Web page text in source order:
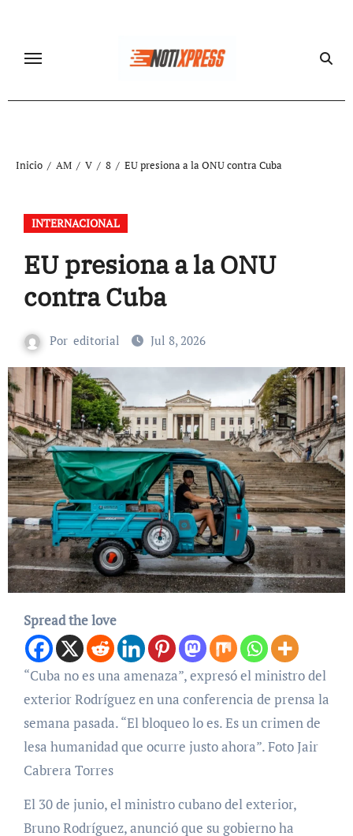
contenido
Inicio AM V 8 EU presiona a la ONU contra Cuba
INTERNACIONAL
EU presiona a la ONU
contra Cuba
Por editorial Jul 8, 2026
Spread the love
“Cuba no es una amenaza”, expresó el ministro del
exterior Rodríguez en una conferencia de prensa la
semana pasada. “El bloqueo lo es. Es un crimen de
lesa humanidad que ocurre justo ahora”. Foto Jair
Cabrera Torres
El 30 de junio, el ministro cubano del exterior,
Bruno Rodríguez, anunció que su gobierno ha